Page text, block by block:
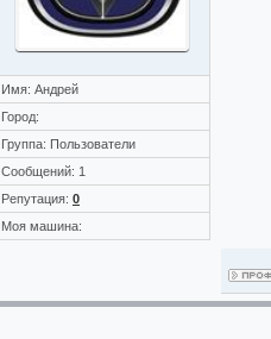
Имя: Андрей
Город:
Группа: Пользователи
Сообщений: 1
Репутация: 0
Моя машина: